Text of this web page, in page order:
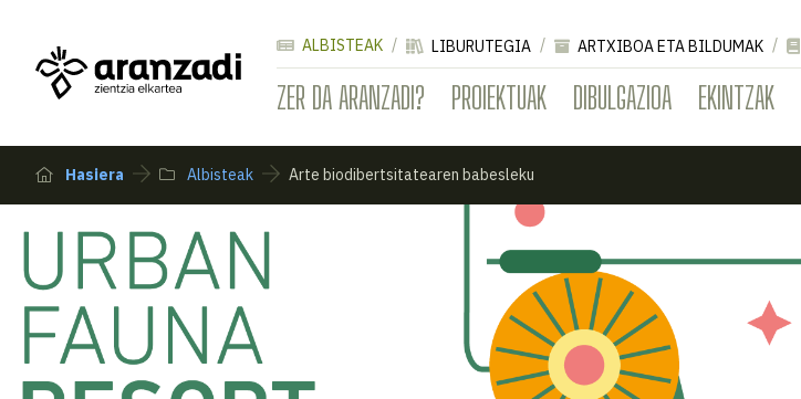
ZER DA ARANZADI? PROIEKTUAK DIBULGAZIOA EKINTZAK
ALBISTEAK LIBURUTEGIA ARTXIBOA ETA BILDUMAK
Hasiera Albisteak Arte biodibertsitatearen babesleku